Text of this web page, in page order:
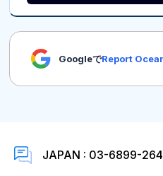
GoogleでReport
JAPAN : 03-6899-